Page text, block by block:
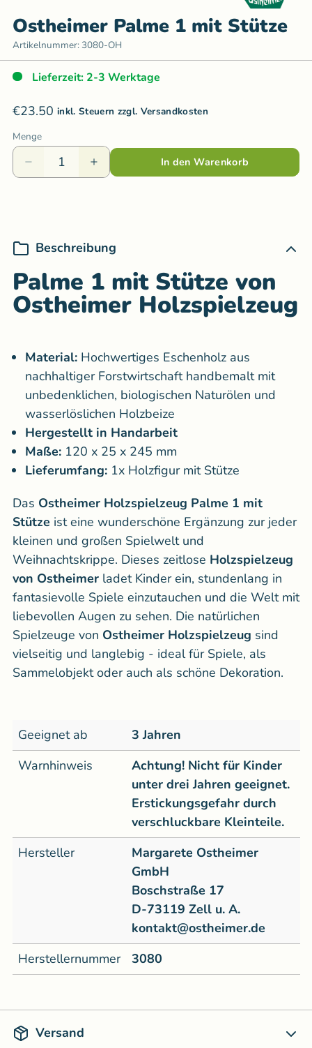
Ostheimer Palme 1 mit Stütze
Artikelnummer: 3080-OH
Lieferzeit: 2-3 Werktage
€23.50 inkl. Steuern zzgl. Versandkosten
Menge
In den Warenkorb
Beschreibung
Palme 1 mit Stütze von
Ostheimer Holzspielzeug
Material: Hochwertiges Eschenholz aus
nachhaltiger Forstwirtschaft handbemalt mit
unbedenklichen, biologischen Naturölen und
wasserlöslichen Holzbeize
Hergestellt in Handarbeit
Maße: 120 x 25 x 245 mm
Lieferumfang: 1x Holzfigur mit Stütze
Das Ostheimer Holzspielzeug Palme 1 mit
Stütze ist eine wunderschöne Ergänzung zur jeder
kleinen und großen Spielwelt und
Weihnachtskrippe. Dieses zeitlose Holzspielzeug
von Ostheimer ladet Kinder ein, stundenlang in
fantasievolle Spiele einzutauchen und die Welt mit
liebevollen Augen zu sehen. Die natürlichen
Spielzeuge von Ostheimer Holzspielzeug sind
vielseitig und langlebig - ideal für Spiele, als
Sammelobjekt oder auch als schöne Dekoration.
Geeignet ab
3 Jahren
Warnhinweis
Achtung! Nicht für Kinder
unter drei Jahren geeignet.
Erstickungsgefahr durch
verschluckbare Kleinteile.
Hersteller
Margarete Ostheimer
GmbH
Boschstraße 17
D-73119 Zell u. A.
kontakt@ostheimer.de
Herstellernummer
3080
Versand